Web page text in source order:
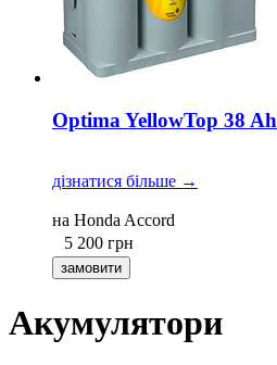
Optima YellowTop 38 Ah
дізнатися більше →
на Honda Accord
5 200 грн
Акумулятори